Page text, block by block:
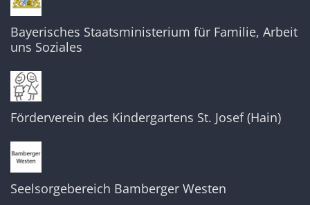
Bayerisches Staatsministerium für Familie, Arbeit
uns Soziales
Förderverein des Kindergartens St. Josef (Hain)
Seelsorgebereich Bamberger Westen